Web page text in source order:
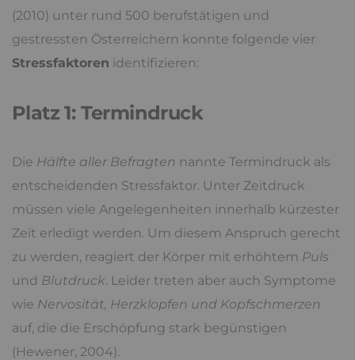
(2010) unter rund 500 berufstätigen und
gestressten Österreichern konnte folgende vier
Stressfaktoren identifizieren:
Platz 1: Termindruck
Die Hälfte aller Befragten nannte Termindruck als
entscheidenden Stressfaktor. Unter Zeitdruck
müssen viele Angelegenheiten innerhalb kürzester
Zeit erledigt werden. Um diesem Anspruch gerecht
zu werden, reagiert der Körper mit erhöhtem Puls
und Blutdruck. Leider treten aber auch Symptome
wie Nervosität, Herzklopfen und Kopfschmerzen
auf, die die Erschöpfung stark begünstigen
(Hewener, 2004).